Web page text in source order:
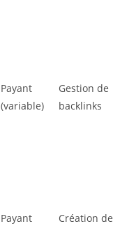
Payant
(variable)
Gestion de
backlinks
Payant
Création de